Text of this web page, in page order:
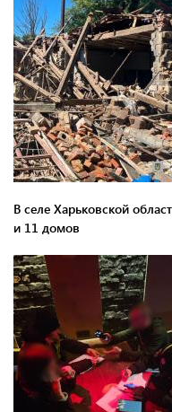
В селе Харьковской
и 11 домов